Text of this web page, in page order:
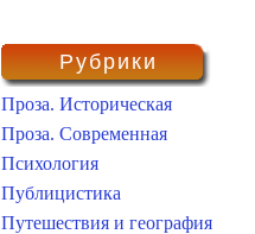
Рубрики
Проза. Историческая
Проза. Современная
Психология
Публицистика
Путешествия и география